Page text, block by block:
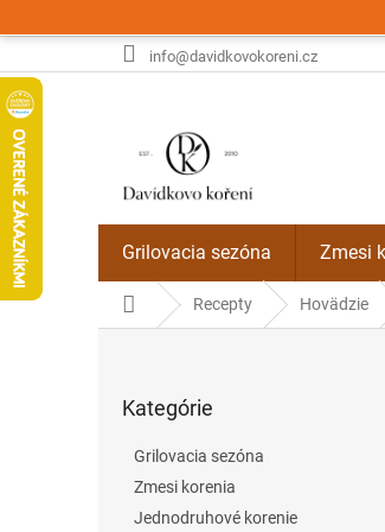
na
info@davidkovokoreni.cz
Grilovacia sezóna Zmesi
DomovRecepty Hovädzie
kategórie
Kategórie
Grilovacia sezóna
Zmesi korenia
Jednodruhové korenie